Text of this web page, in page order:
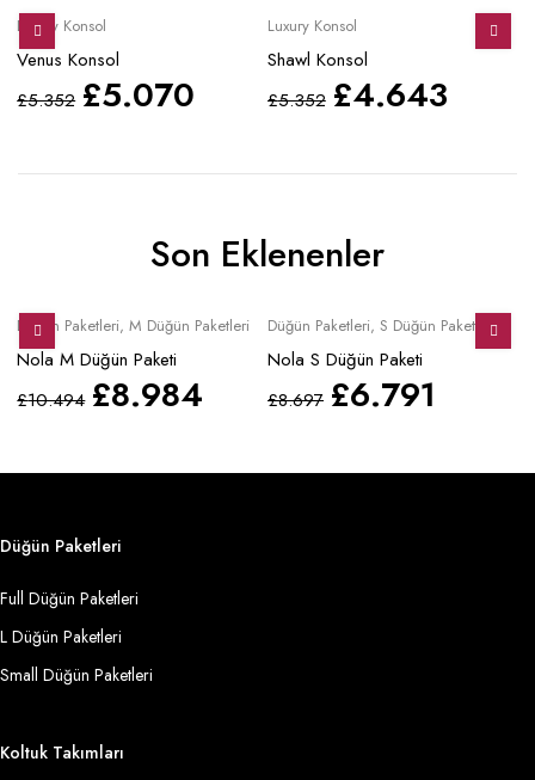
Sale
Luxury Konsol
Venus Konsol
£5.352 £5.070
Luxury Konsol
Shawl Konsol
£5.352 £4.643
Son Eklenenler
Sale
Düğün Paketleri,M Düğün Paketleri
Nola M Düğün Paketi
£10.494 £8.984
Düğün Paketleri,S Düğün Paketleri
Nola S Düğün Paketi
£8.697 £6.791
Düğün Paketleri
Full Düğün Paketleri
L Düğün Paketleri
Small Düğün Paketleri
Koltuk Takımları